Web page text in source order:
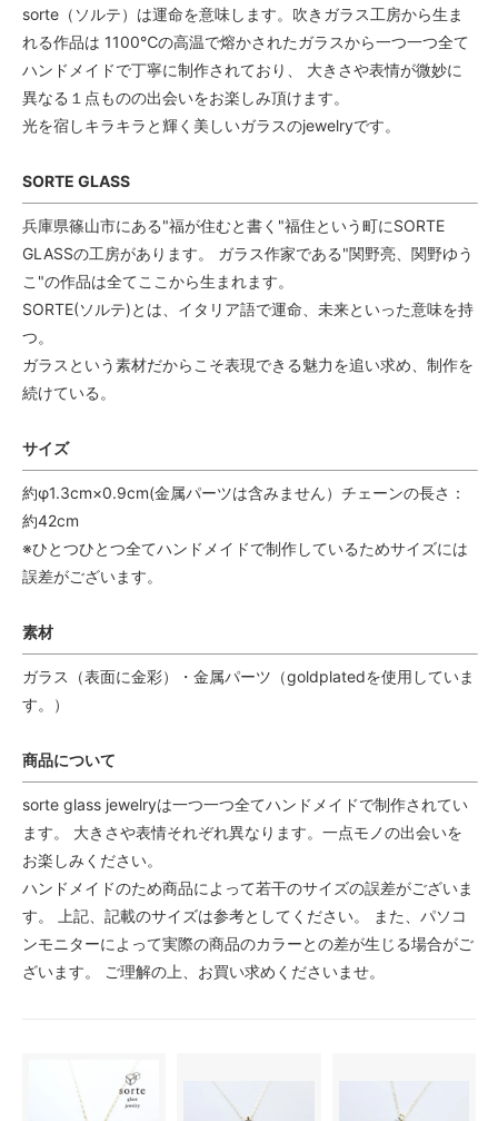
sorte（ソルテ）は運命を意味します。吹きガラス工房から生ま
れる作品は 1100℃の高温で熔かされたガラスから一つ一つ全て
ハンドメイドで丁寧に制作されており、 大きさや表情が微妙に
異なる１点ものの出会いをお楽しみ頂けます。
光を宿しキラキラと輝く美しいガラスのjewelryです。
SORTE GLASS
兵庫県篠山市にある"福が住むと書く"福住という町にSORTE
GLASSの工房があります。 ガラス作家である"関野亮、関野ゆう
こ"の作品は全てここから生まれます。
SORTE(ソルテ)とは、イタリア語で運命、未来といった意味を持
つ。
ガラスという素材だからこそ表現できる魅力を追い求め、制作を
続けている。
サイズ
約φ1.3cm×0.9cm(金属パーツは含みません）チェーンの長さ：
約42cm
※ひとつひとつ全てハンドメイドで制作しているためサイズには
誤差がございます。
素材
ガラス（表面に金彩）・金属パーツ（goldplatedを使用していま
す。）
商品について
sorte glass jewelryは一つ一つ全てハンドメイドで制作されてい
ます。 大きさや表情それぞれ異なります。一点モノの出会いを
お楽しみください。
ハンドメイドのため商品によって若干のサイズの誤差がございま
す。 上記、記載のサイズは参考としてください。 また、パソコ
ンモニターによって実際の商品のカラーとの差が生じる場合がご
ざいます。 ご理解の上、お買い求めくださいませ。